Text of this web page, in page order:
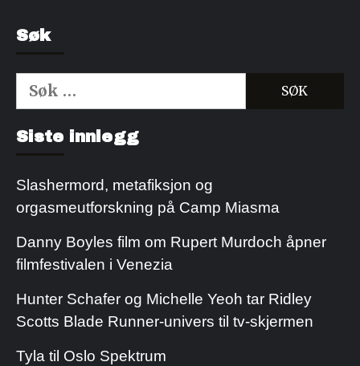
Søk
Søk
etter:
Siste innlegg
Slashermord, metafiksjon og
orgasmeutforskning på Camp Miasma
Danny Boyles film om Rupert Murdoch åpner
filmfestivalen i Venezia
Hunter Schafer og Michelle Yeoh tar Ridley
Scotts Blade Runner-univers til tv-skjermen
Tyla til Oslo Spektrum